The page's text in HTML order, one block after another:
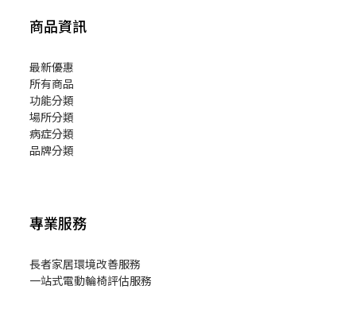
商品資訊
最新優惠
所有商品
功能分類
場所分類
病症分類
品牌分類
專業服務
長者家居環境改善服務
一站式電動輪椅評估服務